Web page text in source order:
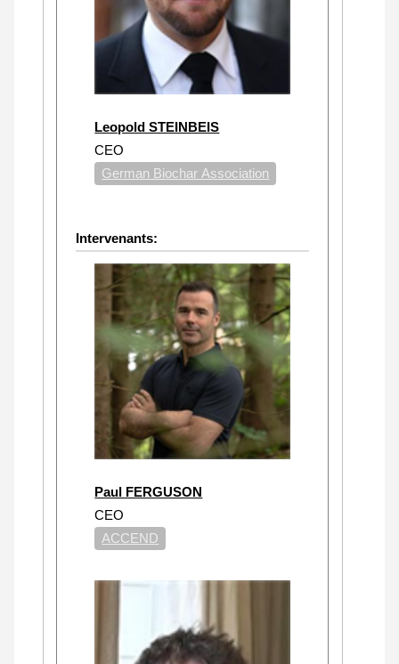
Leopold STEINBEIS
CEO
German Biochar Association
Intervenants:
Paul FERGUSON
CEO
ACCEND